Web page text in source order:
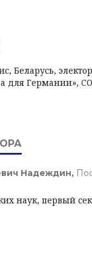
Беларусь,
для Германии»,
Надеждин,
наук, первый